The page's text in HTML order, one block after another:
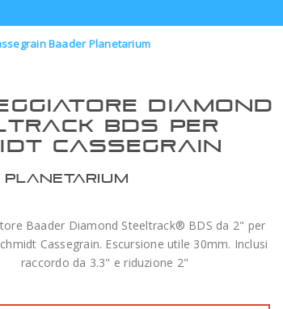
Baader Planetarium
DIAMOND
BDS PER
CASSEGRAIN
Baader Diamond Steeltrack® BDS da 2" per
Cassegrain. Escursione utile 30mm. Inclusi
raccordo da 3.3" e riduzione 2"